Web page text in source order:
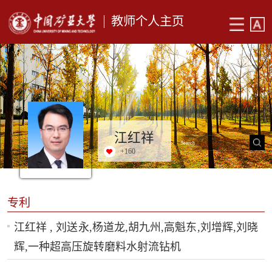
教师个人主页
江红祥
+160
专利
江红祥 , 刘送永,杨道龙,胡九州,高魁东,刘增辉,刘晓
辉,一种超高压旋转磨料水射流钻机